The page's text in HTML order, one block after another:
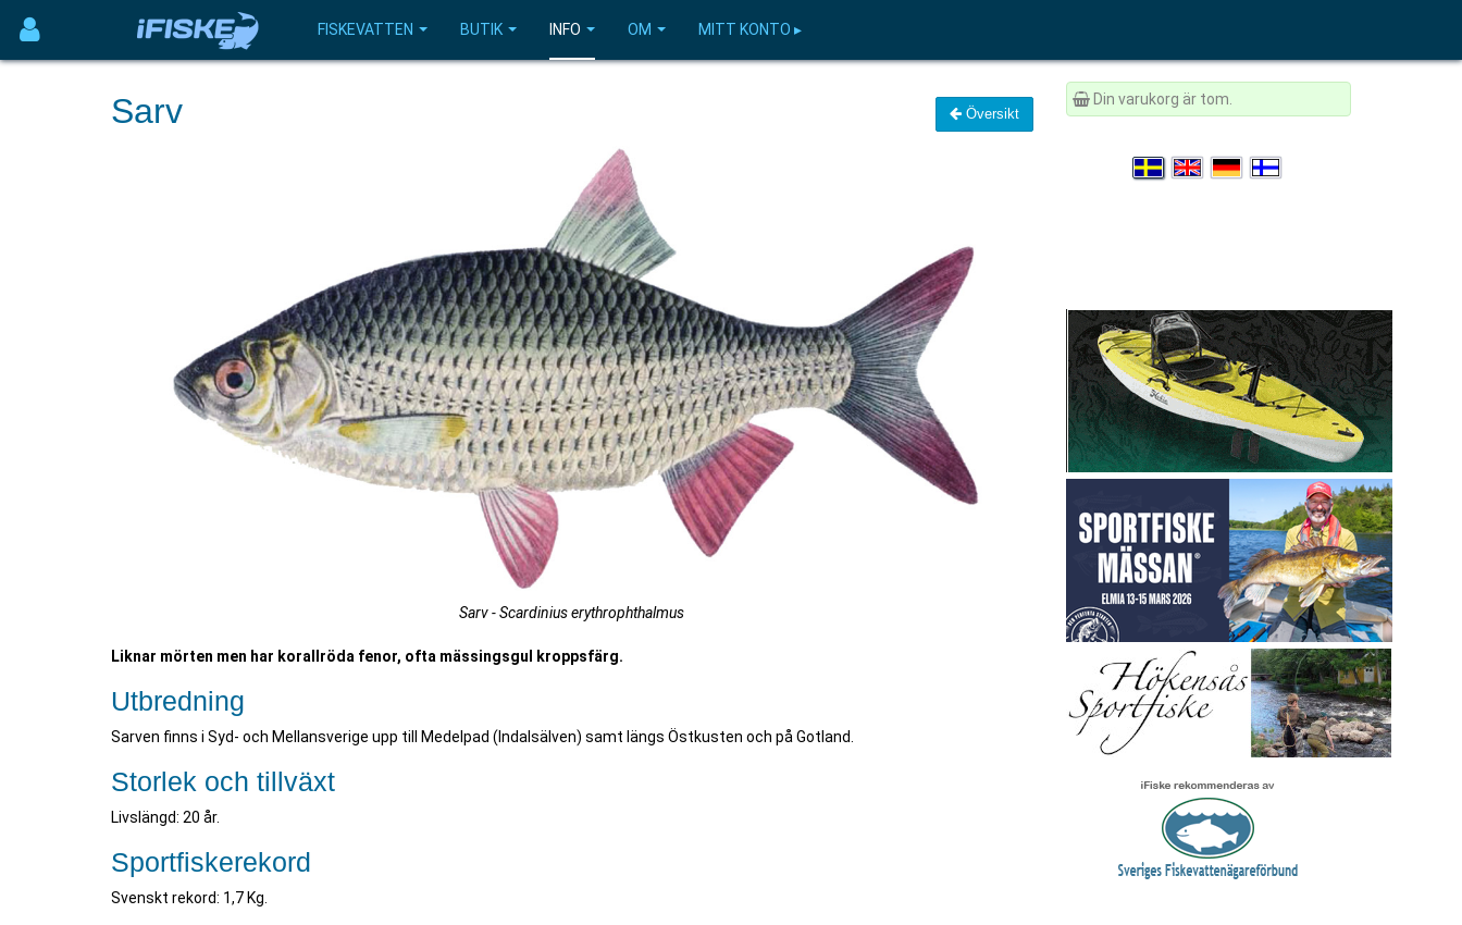
FISKEVATTEN BUTIK INFO OM MITT KONTO ▸
Sarv Översikt
Sarv - Scardinius erythrophthalmus
Liknar mörten men har korallröda fenor, ofta mässingsgul kroppsfärg.
Utbredning
Sarven finns i Syd- och Mellansverige upp till Medelpad (Indalsälven) samt längs Östkusten och på Gotland.
Storlek och tillväxt
Livslängd: 20 år.
Sportfiskerekord
Svenskt rekord: 1,7 Kg.
Din varukorg är tom.